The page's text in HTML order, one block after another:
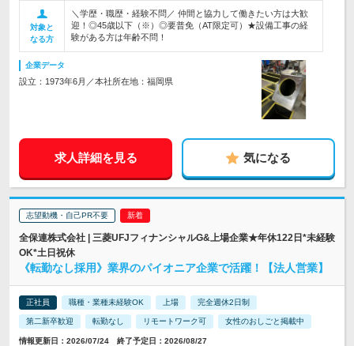
対象と
なる方
＼学歴・職歴・経験不問／ 仲間と協力して働きたい方は大歓
迎！◎45歳以下（※）◎要普免（AT限定可）★設備工事の経
験がある方は年齢不問！
企業データ
設立：1973年6月／本社所在地：福岡県
求人詳細を見る 気になる
志望動機・自己PR不要
全保連株式会社 | 三菱UFJフィナンシャルG&上場企業★年休122日*未経験
OK*土日祝休
《転勤なし採用》業界のパイオニア企業で活躍！【法人営業】
正社員 職種・業種未経験OK 上場 完全週休2日制
第二新卒歓迎 転勤なし リモートワーク可 女性のおしごと掲載中
情報更新日：2026/07/24 終了予定日：2026/08/27